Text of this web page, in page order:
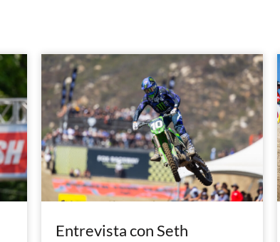
Entrevista con Seth